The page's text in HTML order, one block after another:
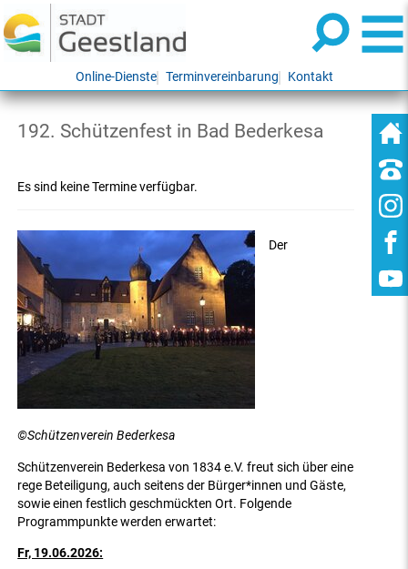
Online-Dienste Terminvereinbarung Kontakt
192. Schützenfest in Bad Bederkesa
Es sind keine Termine verfügbar.
©Schützenverein Bederkesa
Der
Schützenverein Bederkesa von 1834 e.V. freut sich über eine
rege Beteiligung, auch seitens der Bürger*innen und Gäste,
sowie einen festlich geschmückten Ort. Folgende
Programmpunkte werden erwartet:
Fr, 19.06.2026: